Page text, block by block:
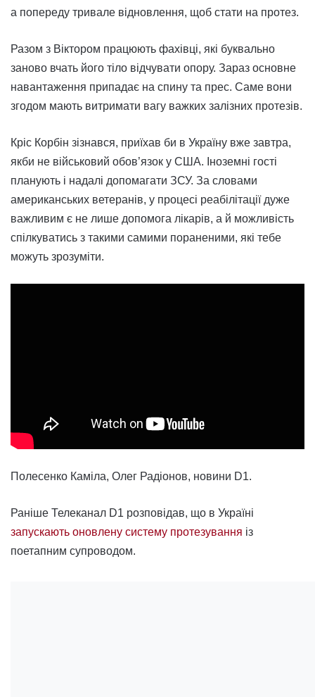
а попереду тривале відновлення, щоб стати на протез.
Разом з Віктором працюють фахівці, які буквально
заново вчать його тіло відчувати опору. Зараз основне
навантаження припадає на спину та прес. Саме вони
згодом мають витримати вагу важких залізних протезів.
Кріс Корбін зізнався, приїхав би в Україну вже завтра,
якби не військовий обов’язок у США. Іноземні гості
планують і надалі допомагати ЗСУ. За словами
американських ветеранів, у процесі реабілітації дуже
важливим є не лише допомога лікарів, а й можливість
спілкуватись з такими самими пораненими, які тебе
можуть зрозуміти.
Полесенко Каміла, Олег Радіонов, новини D1.
Раніше Телеканал D1 розповідав, що в Україні
запускають оновлену систему протезування із
поетапним супроводом.